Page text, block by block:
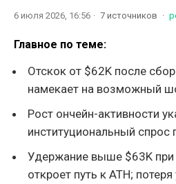
6 июля 2026, 16:56 7 источников
Главное по теме:
Отскок от $62K после
намекает на возможный
Рост ончейн-активности
институциональный спрос
Удержание выше $63K
откроет путь к ATH;